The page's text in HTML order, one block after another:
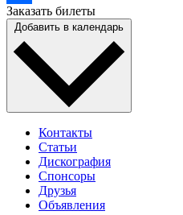
Отправить
Заказать билеты
Контакты
Статьи
Дискография
Спонсоры
Друзья
Объявления